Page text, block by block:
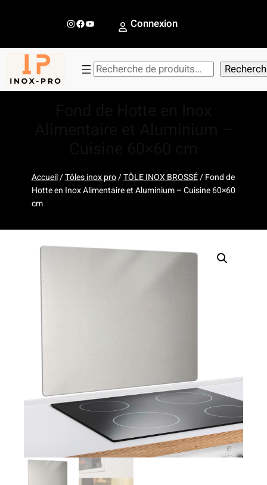
InstagramFacebook YouTube Connexion
R
h
e
Accueil/Tôles inox pro/TÔLE INOX BROSSÉ/ Fond de
Hotte en Inox Alimentaire et Aluminium – Cuisine 60×60
cm